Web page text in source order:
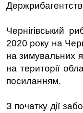
Чернігівський
2020 року на
на зимувальних
на території
посиланням.
З початку дії